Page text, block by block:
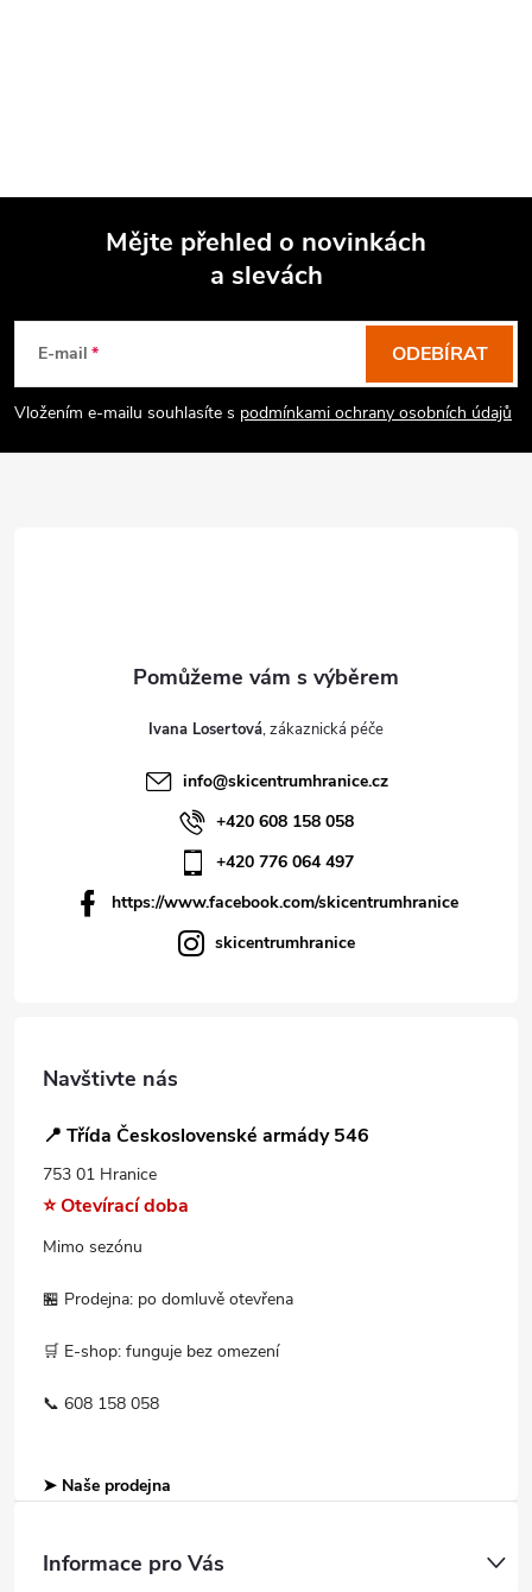
Mějte přehled o novinkách
a slevách
E-mail
Vložením e-mailu souhlasíte s podmínkami ochrany osobních údajů
ODEBÍRAT
Ivana Losertová
info@skicentrumhranice.cz
+420 608 158 058
+420 776 064 497
https://www.facebook.com/skicentrumhranice
skicentrumhranice
Navštivte nás
📍 Třída Československé armády 546
753 01 Hranice
⭐ Otevírací doba
Mimo sezónu
🏪 Prodejna: po domluvě otevřena
🛒 E-shop: funguje bez omezení
📞 608 158 058
➤ Naše prodejna
Informace pro Vás